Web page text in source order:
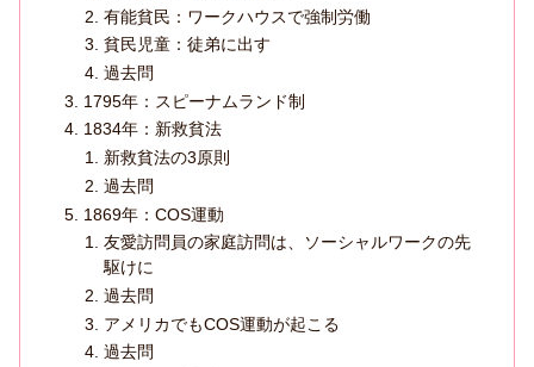
有能貧民：ワークハウスで強制労働
貧民児童：徒弟に出す
過去問
1795年：スピーナムランド制
1834年：新救貧法
新救貧法の3原則
過去問
1869年：COS運動
友愛訪問員の家庭訪問は、ソーシャルワークの先
駆けに
過去問
アメリカでもCOS運動が起こる
過去問